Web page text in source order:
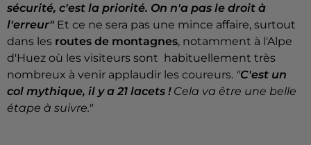
sécurité, c'est la priorité. On n'a pas le droit à
l'erreur" Et ce ne sera pas une mince affaire, surtout
dans les routes de montagnes, notamment à l'Alpe
d'Huez où les visiteurs sont habituellement très
nombreux à venir applaudir les coureurs. "C'est un
col mythique, il y a 21 lacets ! Cela va être une belle
étape à suivre."